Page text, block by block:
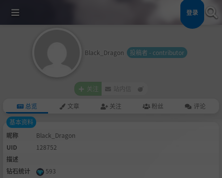
登录
Black_Dragon 投稿者 - contributor
关注 站内信
总览 文章 关注 粉丝
评论
基本资料
昵称
Black_Dragon
UID
128752
描述
钻石统计
593